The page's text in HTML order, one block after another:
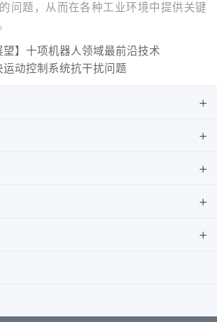
问题，从而在各种工业环境中提供关键
望】十项机器人领域最前沿技术
动控制系统抗干扰问题